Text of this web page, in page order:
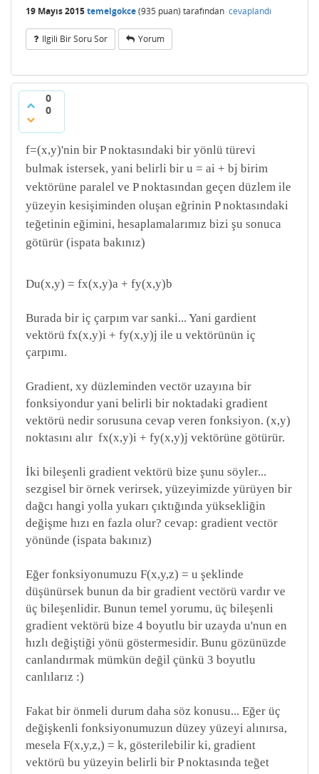
19 Mayıs 2015temelgokce(935 puan) tarafından cevaplandı
Ilgili Bir Soru Sor Yorum
0
0
f=(x,y)'nin bir P noktasındaki bir yönlü türevi
bulmak istersek, yani belirli bir u = ai + bj birim
vektörüne paralel ve P noktasından geçen düzlem ile
yüzeyin kesişiminden oluşan eğrinin P noktasındaki
teğetinin eğimini, hesaplamalarımız bizi şu sonuca
götürür (ispata bakınız)
Du(x,y) = fx(x,y)a + fy(x,y)b
Burada bir iç çarpım var sanki... Yani gardient
vektörü fx(x,y)i + fy(x,y)j ile u vektörünün iç
çarpımı.
Gradient, xy düzleminden vectör uzayına bir
fonksiyondur yani belirli bir noktadaki gradient
vektörü nedir sorusuna cevap veren fonksiyon. (x,y)
noktasını alır fx(x,y)i + fy(x,y)j vektörüne götürür.
İki bileşenli gradient vektörü bize şunu söyler...
sezgisel bir örnek verirsek, yüzeyimizde yürüyen bir
dağcı hangi yolla yukarı çıktığında yüksekliğin
değişme hızı en fazla olur? cevap: gradient vectör
yönünde (ispata bakınız)
Eğer fonksiyonumuzu F(x,y,z) = u şeklinde
düşünürsek bunun da bir gradient vectörü vardır ve
üç bileşenlidir. Bunun temel yorumu, üç bileşenli
gradient vektörü bize 4 boyutlu bir uzayda u'nun en
hızlı değiştiği yönü göstermesidir. Bunu gözünüzde
canlandırmak mümkün değil çünkü 3 boyutlu
canlılarız :)
Fakat bir önmeli durum daha söz konusu... Eğer üç
değişkenli fonksiyonumuzun düzey yüzeyi alınırsa,
mesela F(x,y,z,) = k, gösterilebilir ki, gradient
vektörü bu yüzeyin belirli bir P noktasında teğet